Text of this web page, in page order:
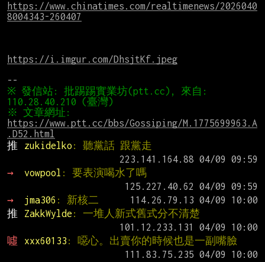
https://www.chinatimes.com/realtimenews/2026040
8004343-260407
https://i.imgur.com/DhsjtKf.jpeg
※ 發信站: 批踢踢實業坊(ptt.cc), 來自:
https://www.ptt.cc/bbs/Gossiping/M.1775699963.A
.D52.html
推
zukidelko : 聽黨話 跟黨走
→
vowpool : 要表演喝水了嗎
→
jma306 : 新核二
推
ZakkWylde : 一堆人新式舊式分不清楚
噓
xxx60133 : 噁心。出賣你的時候也是一副嘴臉